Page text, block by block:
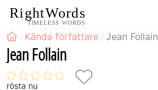
RightWords
TIMELESS WORDS
Kända författare Jean Follain
Jean Follain
rösta nu